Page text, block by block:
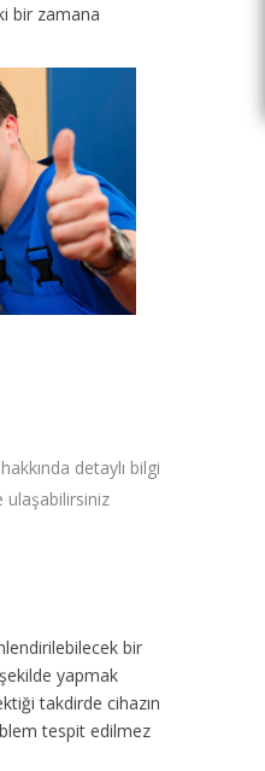
bir zamana
detaylı bilgi
ulaşabilirsiniz
bir
yapmak
takdirde cihazın
tespit edilmez